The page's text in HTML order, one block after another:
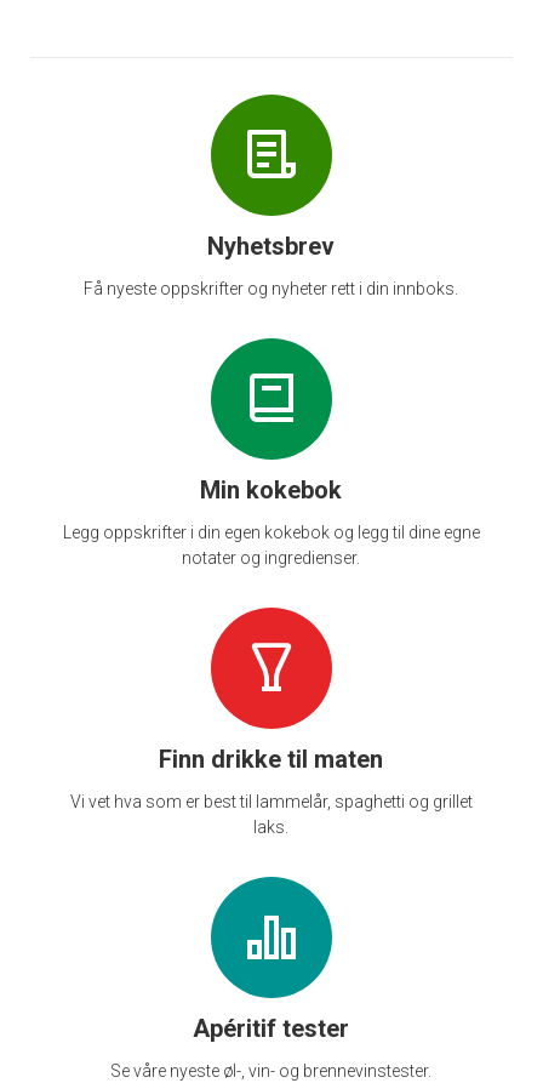
Nyhetsbrev
Få nyeste oppskrifter og nyheter rett i din innboks.
Min kokebok
Legg oppskrifter i din egen kokebok og legg til dine egne
notater og ingredienser.
Finn drikke til maten
Vi vet hva som er best til lammelår, spaghetti og grillet
laks.
Apéritif tester
Se våre nyeste øl-, vin- og brennevinstester.